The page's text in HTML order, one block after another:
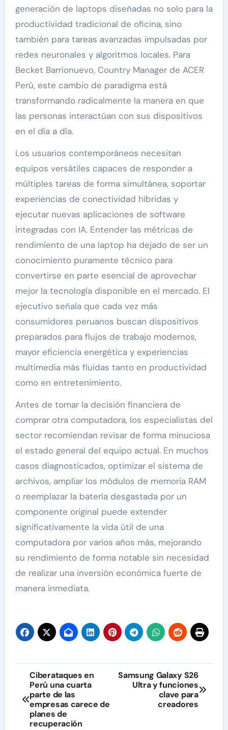
generación de laptops diseñadas no solo para la
productividad tradicional de oficina, sino
también para tareas avanzadas impulsadas por
redes neuronales y algoritmos locales. Para
Becket Barrionuevo, Country Manager de ACER
Perú, este cambio de paradigma está
transformando radicalmente la manera en que
las personas interactúan con sus dispositivos
en el día a día.
Los usuarios contemporáneos necesitan
equipos versátiles capaces de responder a
múltiples tareas de forma simultánea, soportar
experiencias de conectividad híbridas y
ejecutar nuevas aplicaciones de software
integradas con IA. Entender las métricas de
rendimiento de una laptop ha dejado de ser un
conocimiento puramente técnico para
convertirse en parte esencial de aprovechar
mejor la tecnología disponible en el mercado. El
ejecutivo señala que cada vez más
consumidores peruanos buscan dispositivos
preparados para flujos de trabajo modernos,
mayor eficiencia energética y experiencias
multimedia más fluidas tanto en productividad
como en entretenimiento.
Antes de tomar la decisión financiera de
comprar otra computadora, los especialistas del
sector recomiendan revisar de forma minuciosa
el estado general del equipo actual. En muchos
casos diagnosticados, optimizar el sistema de
archivos, ampliar los módulos de memoria RAM
o reemplazar la batería desgastada por un
componente original puede extender
significativamente la vida útil de una
computadora por varios años más, mejorando
su rendimiento de forma notable sin necesidad
de realizar una inversión económica fuerte de
manera inmediata.
Navegación
de
entradas
Ciberataques en
Perú una cuarta
parte de las
empresas carece de
planes de
recuperación
Samsung Galaxy S26
Ultra y funciones
clave para
creadores